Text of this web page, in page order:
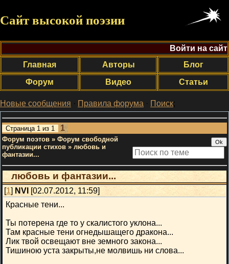
Сайт высокой поэзии
Войти на сайт
Главная
Авторы
Блог
Форум
Видео Статьи
Новые сообщения · Правила форума · Поиск;
Страница 1 из 1 1
Форум поэтов » Форум свободной
публикации стихов » любовь и
фантазии...
любовь и фантазии...
[1] NVI [02.07.2012, 11:59]
Красные тени...
Ты потерена где то у скалистого уклона...
Там красные тени огнедышащего дракона...
Лик твой освещают вне земного закона...
Тишиною уста закрыты,не молвишь ни слова...